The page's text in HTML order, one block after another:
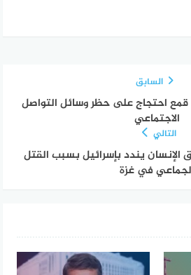
السابق
قمع احتجاج على حظر وسائل التواصل
الاجتماعي
التالي
يندد بإسرائيل بسبب القتل
في غزة